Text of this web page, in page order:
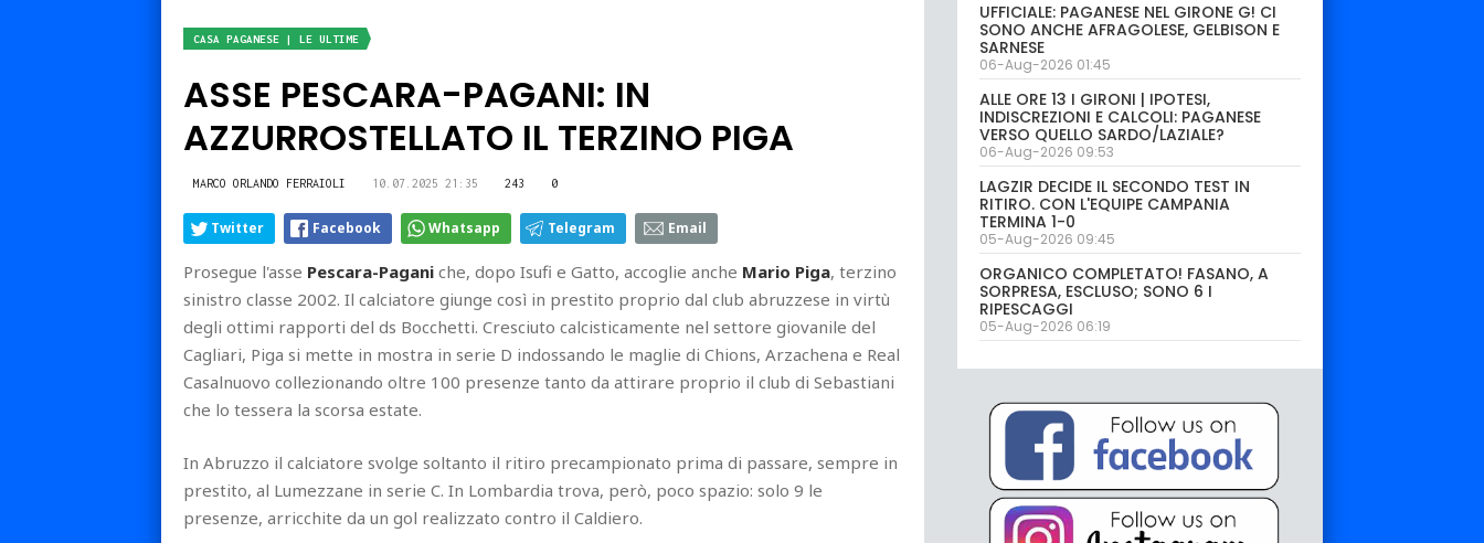
CASA PAGANESE | LE ULTIME
ASSE PESCARA-PAGANI: IN
AZZURROSTELLATO IL TERZINO PIGA
MARCO ORLANDO FERRAIOLI 10.07.2025 21:35 243 0
Twitter Facebook Whatsapp Telegram Email
Prosegue l'asse Pescara-Pagani che, dopo Isufi e Gatto, accoglie anche Mario Piga, terzino
sinistro classe 2002. Il calciatore giunge così in prestito proprio dal club abruzzese in virtù
degli ottimi rapporti del ds Bocchetti. Cresciuto calcisticamente nel settore giovanile del
Cagliari, Piga si mette in mostra in serie D indossando le maglie di Chions, Arzachena e Real
Casalnuovo collezionando oltre 100 presenze tanto da attirare proprio il club di Sebastiani
che lo tessera la scorsa estate.
In Abruzzo il calciatore svolge soltanto il ritiro precampionato prima di passare, sempre in
prestito, al Lumezzane in serie C. In Lombardia trova, però, poco spazio: solo 9 le
presenze, arricchite da un gol realizzato contro il Caldiero.
UFFICIALE: PAGANESE NEL GIRONE G! CI
SONO ANCHE AFRAGOLESE, GELBISON E
SARNESE
06-Aug-2026 01:45
ALLE ORE 13 I GIRONI | IPOTESI,
INDISCREZIONI E CALCOLI: PAGANESE
VERSO QUELLO SARDO/LAZIALE?
06-Aug-2026 09:53
LAGZIR DECIDE IL SECONDO TEST IN
RITIRO. CON L'EQUIPE CAMPANIA
TERMINA 1-0
05-Aug-2026 09:45
ORGANICO COMPLETATO! FASANO, A
SORPRESA, ESCLUSO; SONO 6 I
RIPESCAGGI
05-Aug-2026 06:19